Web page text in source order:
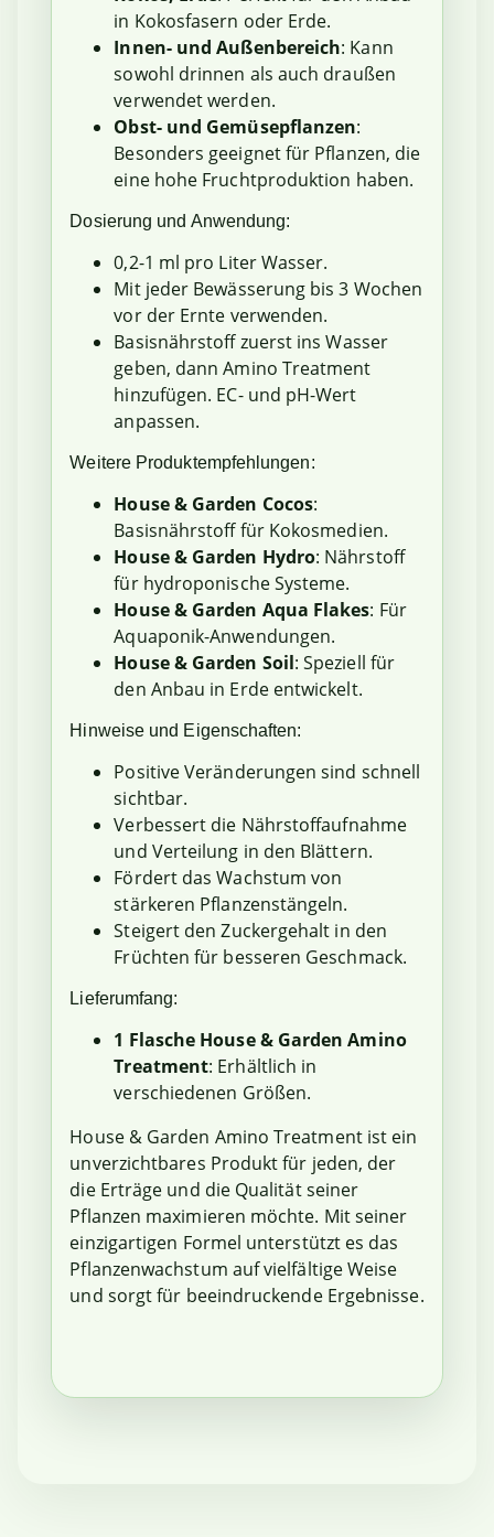
in Kokosfasern oder Erde.
Innen- und Außenbereich: Kann
sowohl drinnen als auch draußen
verwendet werden.
Obst- und Gemüsepflanzen:
Besonders geeignet für Pflanzen, die
eine hohe Fruchtproduktion haben.
Dosierung und Anwendung:
0,2-1 ml pro Liter Wasser.
Mit jeder Bewässerung bis 3 Wochen
vor der Ernte verwenden.
Basisnährstoff zuerst ins Wasser
geben, dann Amino Treatment
hinzufügen. EC- und pH-Wert
anpassen.
Weitere Produktempfehlungen:
House & Garden Cocos:
Basisnährstoff für Kokosmedien.
House & Garden Hydro: Nährstoff
für hydroponische Systeme.
House & Garden Aqua Flakes: Für
Aquaponik-Anwendungen.
House & Garden Soil: Speziell für
den Anbau in Erde entwickelt.
Hinweise und Eigenschaften:
Positive Veränderungen sind schnell
sichtbar.
Verbessert die Nährstoffaufnahme
und Verteilung in den Blättern.
Fördert das Wachstum von
stärkeren Pflanzenstängeln.
Steigert den Zuckergehalt in den
Früchten für besseren Geschmack.
Lieferumfang:
1 Flasche House & Garden Amino
Treatment: Erhältlich in
verschiedenen Größen.
House & Garden Amino Treatment ist ein
unverzichtbares Produkt für jeden, der
die Erträge und die Qualität seiner
Pflanzen maximieren möchte. Mit seiner
einzigartigen Formel unterstützt es das
Pflanzenwachstum auf vielfältige Weise
und sorgt für beeindruckende Ergebnisse.